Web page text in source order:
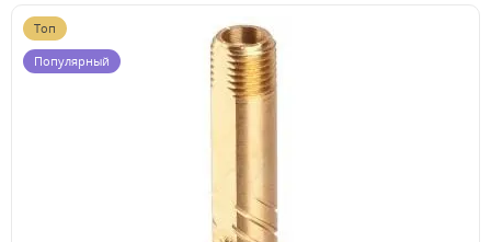
Топ
Популярный